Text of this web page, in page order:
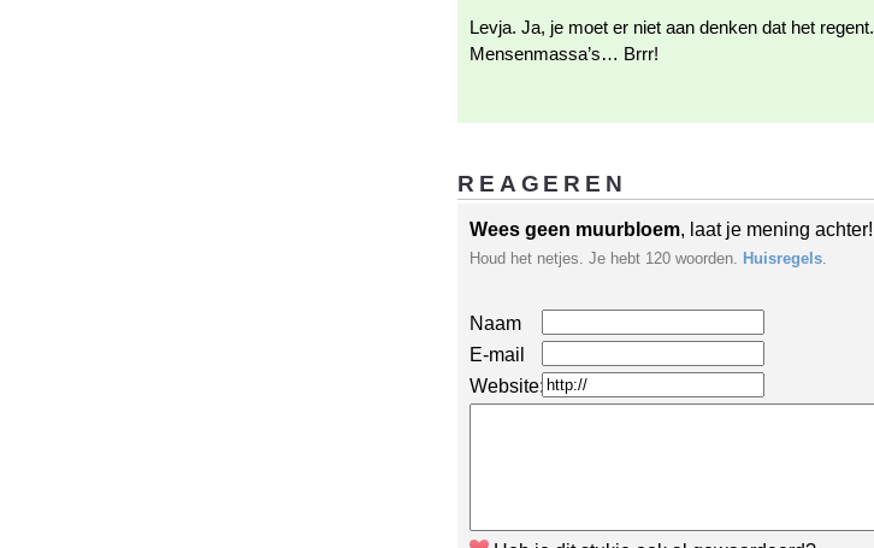
Levja. Ja, je moet er niet aan denken dat het regent.
Mensenmassa’s… Brrr!
REAGEREN
Wees geen muurbloem, laat je mening achter!
Houd het netjes. Je hebt 120 woorden. Huisregels.
Naam
E-mail
Website: